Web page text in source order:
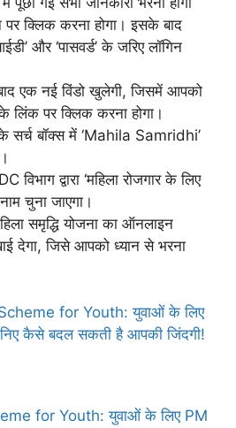
क्लिक करना होगा। इसके बाद
और ‘पासवर्ड’ के जरिए लॉगिन
एक नई विंडो खुलेगी, जिसमें आपको
लिंक पर क्लिक करना होगा।
सर्च बॉक्स में ‘Mahila Samridhi’
विभाग द्वारा ‘महिला रोजगार के लिए
चुना जाएगा।
समृद्धि योजना का ऑनलाइन
देगा, जिसे आपको ध्यान से भरना
for Youth: युवाओं के लिए
कैसे बदल सकती है आपकी जिंदगी!
for Youth: युवाओं के लिए PM